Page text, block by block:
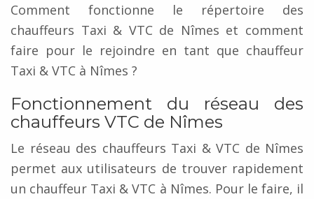
Comment fonctionne le répertoire des
chauffeurs Taxi & VTC de Nîmes et comment
faire pour le rejoindre en tant que chauffeur
Taxi & VTC à Nîmes ?
Fonctionnement du réseau des
chauffeurs VTC de Nîmes
Le réseau des chauffeurs Taxi & VTC de Nîmes
permet aux utilisateurs de trouver rapidement
un chauffeur Taxi & VTC à Nîmes. Pour le faire, il